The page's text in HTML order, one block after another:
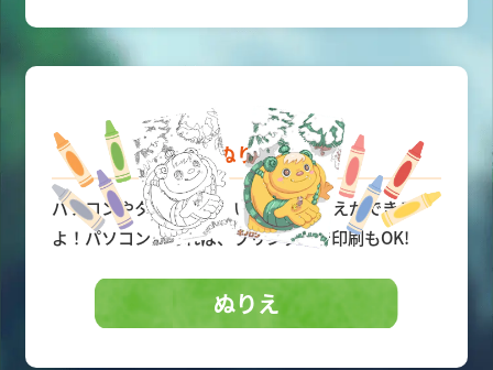
ぬりえ
パソコンやタブレットでいつでもぬりえができる
よ！パソコンがあれば、プリンターで印刷もOK!
ぬりえ